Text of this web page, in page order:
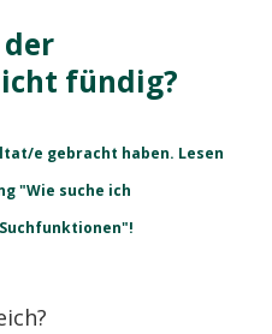
fündig?
e gebracht haben. Lesen
"Wie suche ich
!